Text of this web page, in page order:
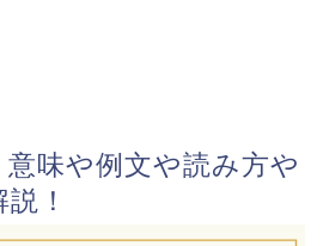
意味や例文や読み方や
！